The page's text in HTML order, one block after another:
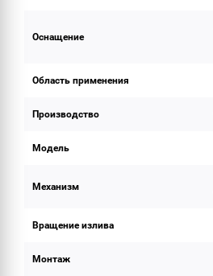
Оснащение
Область применения
Производство
Модель
Механизм
Вращение излива
Монтаж